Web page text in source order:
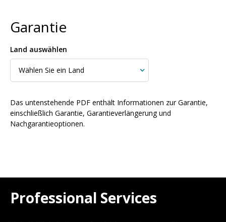
Garantie
Land auswählen
Das untenstehende PDF enthält Informationen zur Garantie,
einschließlich Garantie, Garantieverlängerung und
Nachgarantieoptionen.
Professional Services